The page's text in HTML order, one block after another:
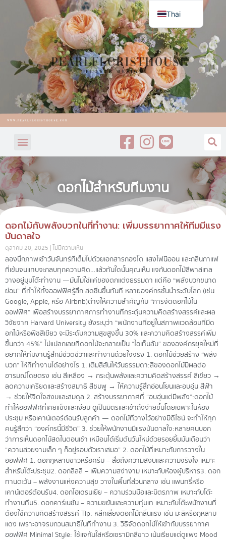
ดอกไม้สำหรับทีมงาน
ดอกไม้กับพลังบวกในที่ทำงาน: เพิ่มบรรยากาศให้ทีมมีแรง
บันดาลใจ
ตุลาคม 20, 2025 ไม่มีความเห็น
ลองนึกภาพเช้าวันจันทร์ที่เต็มไปด้วยเอกสารกองโต แสงไฟนีออน และกลิ่นกาแฟ
ที่เข้มจนแทบจะกลบทุกความคิด…แล้วทันใดนั้นคุณเห็น แจกันดอกไม้สีพาสเทล
วางอยู่มุมโต๊ะทำงาน —มันไม่ใช่แค่ของตกแต่งธรรมดา แต่คือ “พลังบวกขนาด
ย่อม” ที่ทำให้ทั้งออฟฟิศรู้สึก สดชื่นขึ้นทันที หลายองค์กรชั้นนำระดับโลก (เช่น
Google, Apple, หรือ Airbnb)ต่างให้ความสำคัญกับ “การจัดดอกไม้ใน
ออฟฟิศ” เพื่อสร้างบรรยากาศการทำงานที่กระตุ้นความคิดสร้างสรรค์และผล
วิจัยจาก Harvard University ยังระบุว่า “พนักงานที่อยู่ในสภาพแวดล้อมที่มีด
อกไม้หรือพืชสีเขียว จะมีระดับความสุขสูงขึ้น 30% และความคิดสร้างสรรค์เพิ่ม
ขึ้นกว่า 45%” ไม่แปลกเลยที่ดอกไม้จะกลายเป็น “ไอเท็มลับ” ขององค์กรยุคใหม่ที่
อยากให้ทีมงานรู้สึกมีชีวิตชีวาและทำงานด้วยใจจริง 1. ดอกไม้ช่วยสร้าง “พลัง
บวก” ให้ที่ทำงานได้อย่างไร 1. เติมสีสันให้วันธรรมดา:สีของดอกไม้มีผลต่อ
อารมณ์โดยตรง เช่น สีเหลือง → กระตุ้นพลังและความคิดสร้างสรรค์ สีเขียว →
ลดความเครียดและสร้างสมาธิ สีชมพู → ให้ความรู้สึกอ่อนโยนและอบอุ่น สีฟ้า
→ ช่วยให้จิตใจสงบและสมดุล 2. สร้างบรรยากาศที่ “อบอุ่นแต่มีพลัง”:ดอกไม้
ทำให้ออฟฟิศที่เคยแข็งและเงียบ ดูเป็นมิตรและเข้าถึงง่ายขึ้นโดยเฉพาะในห้อง
ประชุม หรือเคาน์เตอร์ต้อนรับลูกค้า — ดอกไม้ที่วางไว้อย่างมีดีไซน์ จะทำให้ทุก
คนรู้สึกว่า “องค์กรนี้มีชีวิต” 3. ช่วยให้พนักงานมีแรงบันดาลใจ:หลายคนบอก
ว่าการเห็นดอกไม้สดในตอนเช้า เหมือนได้เริ่มต้นวันใหม่ด้วยรอยยิ้มมันเตือนว่า
“ความสวยงามเล็ก ๆ ก็อยู่รอบตัวเราเสมอ” 2. ดอกไม้ที่เหมาะกับการวางใน
ออฟฟิศ 1. ดอกกุหลาบขาวหรือครีม – สื่อถึงความสงบและความจริงใจ เหมาะ
สำหรับโต๊ะประชุม2. ดอกลิลลี่ – เพิ่มความสง่างาม เหมาะกับห้องผู้บริหาร3. ดอก
ทานตะวัน – พลังงานแห่งความสุข วางในพื้นที่ส่วนกลาง เช่น แพนทรี่หรือ
เคาน์เตอร์ต้อนรับ4. ดอกไฮเดรนเยีย – ความร่วมมือและมิตรภาพ เหมาะกับโต๊ะ
ทำงานทีม5. ดอกคาร์เนชั่น – ความขยันและความทุ่มเท เหมาะกับโต๊ะพนักงานที่
ต้องใช้ความคิดสร้างสรรค์ Tip: หลีกเลี่ยงดอกไม้กลิ่นแรง เช่น มะลิหรือกุหลาบ
แดง เพราะอาจรบกวนสมาธิในที่ทำงาน 3. วิธีจัดดอกไม้ให้เข้ากับบรรยากาศ
ออฟฟิศ Minimal Style: ใช้แจกันใสหรือเซรามิกสีขาว เน้นเรียบแต่ดูแพง Mood
Thai
English